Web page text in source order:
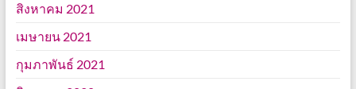
สิงหาคม 2021
เมษายน 2021
กุมภาพันธ์ 2021